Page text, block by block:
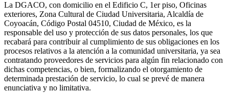
La DGACO, con domicilio en el Edificio C, 1er piso, Oficinas
exteriores, Zona Cultural de Ciudad Universitaria, Alcaldía de
Coyoacán, Código Postal 04510, Ciudad de México, es la
responsable del uso y protección de sus datos personales, los que
recabará para contribuir al cumplimiento de sus obligaciones en los
procesos relativos a la atención a la comunidad universitaria, ya sea
contratando proveedores de servicios para algún fin relacionado con
dichas competencias, o bien, formalizando el otorgamiento de
determinada prestación de servicio, lo cual se prevé de manera
enunciativa y no limitativa.